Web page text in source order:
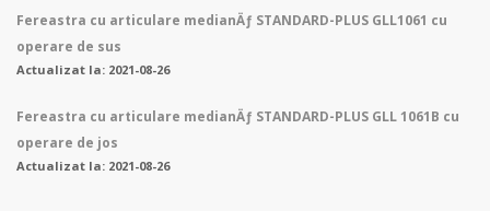
Fereastra cu articulare medianÄƒ STANDARD-PLUS GLL1061 cu
operare de sus
Actualizat la: 2021-08-26
Fereastra cu articulare medianÄƒ STANDARD-PLUS GLL 1061B cu
operare de jos
Actualizat la: 2021-08-26